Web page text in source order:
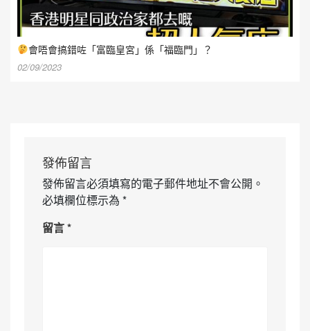
會唔會搞錯咗「富臨皇宮」係「福臨門」？
02/09/2023
發佈留言
發佈留言必須填寫的電子郵件地址不會公開。
必填欄位標示為 *
留言*